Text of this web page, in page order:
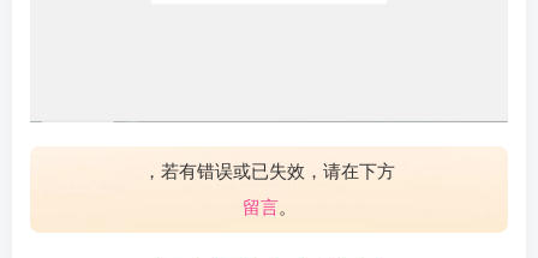
，若有错误或已失效，请在下方
留言。